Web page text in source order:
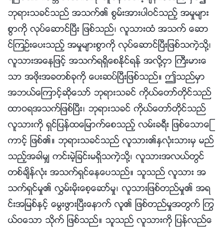
ဘုရားသခင္သည္ အသက္၏ စြမ္းအားပါဝင္သည့္ အမႈမ်ား
စြာကို လုပ္ေဆာင္ၿပီး ျဖစ္သည္၊ လူသားထံ အသက္ ေဆာ
င္ၾကဥ္းေပးသည့္ အမႈမ်ားစြာကို လုပ္ေဆာင္ၿပီးျဖစ္သကဲ့သို႔၊
လူသားအေနျဖင့္ အသက္ရရွိေစႏိုင္ရန္ အလို႔ငွာ ႀကီးမားေ
သာ အဖိုးအခတစ္ခုကို ေပးဆပ္ၿပီးျဖစ္သည္။ ဤသည္မွာ
အဘယ္ေၾကာင့္ဆိုေသာ္ ဘုရားသခင္ ကိုယ္ေတာ္တိုင္သည္
ထာဝရအသက္ျဖစ္ၿပီး၊ ဘုရားသခင္ ကိုယ္ေတာ္တိုင္သည္
လူသားကို ရွင္ျပန္ထေျမာက္ေစသည့္ လမ္းခရီး ျဖစ္ေသာေၾ
ကာင့္ ျဖစ္၏။ ဘုရားသခင္သည္ လူသား၏ႏွလုံးသားမွ မည္
သည့္အခါမွ် ကင္းမဲ့ျခင္းမရွိသကဲ့သို႔၊ လူသားအလယ္တြင္
တစ္ခ်ိန္လုံး အသက္ရွင္ေနေပသည္။ သူသည္ လူသား အ
သက္ရွင္မႈ၏ လႊမ္းမိုးေစ့ေဆာ္မႈ၊ လူသားျဖစ္တည္မႈ၏ အရ
င္းအျမစ္ႏွင့္ ေမြးဖြားၿပီးေနာက္ လူ၏ ျဖစ္တည္မႈအတြက္ ႂကြ
ယ္ဝေသာ သိုက္ ျဖစ္သည္။ သူသည္ လူသားကို ျပန္လည္ေ